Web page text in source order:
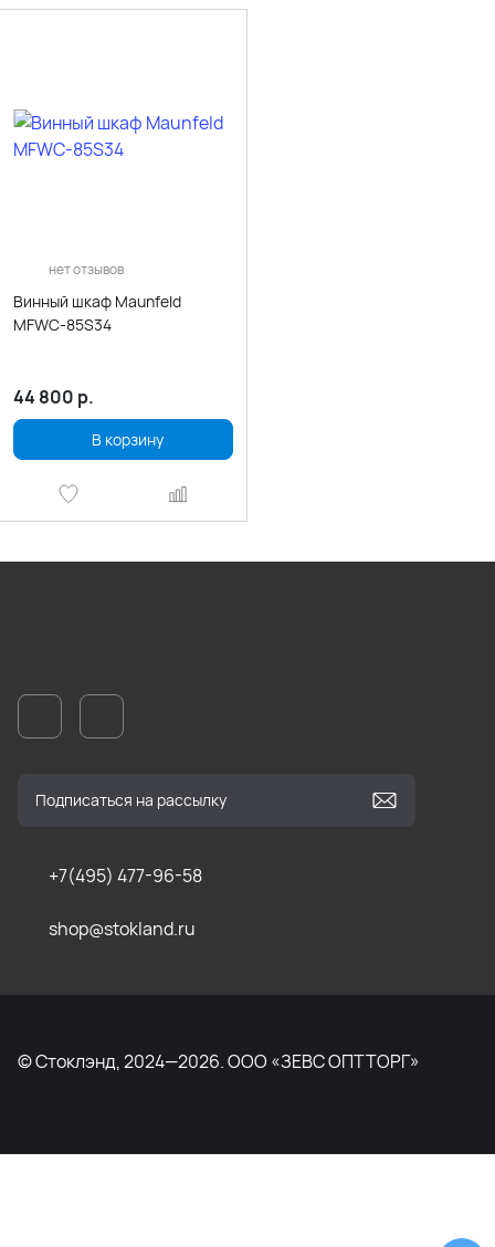
нет отзывов
Винный шкаф Maunfeld
MFWC-85S34
44 800 р.
В корзину
+7(495) 477-96-58
shop@stokland.ru
© Стоклэнд, 2024—2026. ООО «ЗЕВС ОПТТОРГ»